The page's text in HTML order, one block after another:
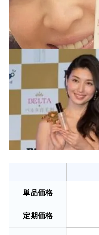
単品価格
定期価格